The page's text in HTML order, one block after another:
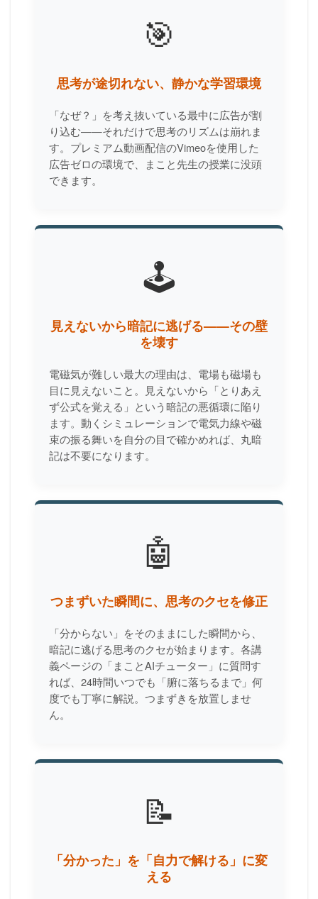
🎯
思考が途切れない、静かな学習環境
「なぜ？」を考え抜いている最中に広告が割
り込む——それだけで思考のリズムは崩れま
す。プレミアム動画配信のVimeoを使用した
広告ゼロの環境で、まこと先生の授業に没頭
できます。
🕹️
見えないから暗記に逃げる——その壁
を壊す
電磁気が難しい最大の理由は、電場も磁場も
目に見えないこと。見えないから「とりあえ
ず公式を覚える」という暗記の悪循環に陥り
ます。動くシミュレーションで電気力線や磁
束の振る舞いを自分の目で確かめれば、丸暗
記は不要になります。
🤖
つまずいた瞬間に、思考のクセを修正
「分からない」をそのままにした瞬間から、
暗記に逃げる思考のクセが始まります。各講
義ページの「まことAIチューター」に質問す
れば、24時間いつでも「腑に落ちるまで」何
度でも丁寧に解説。つまずきを放置しませ
ん。
📝
「分かった」を「自力で解ける」に変
える